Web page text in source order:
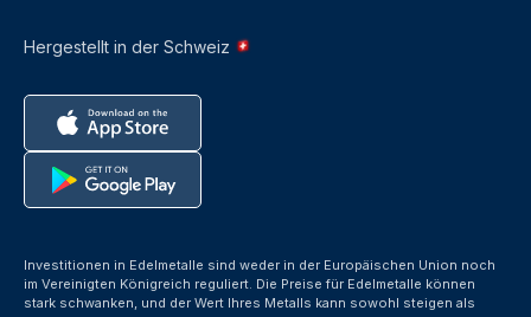
Hergestellt in der Schweiz
Investitionen in Edelmetalle sind weder in der Europäischen Union noch
im Vereinigten Königreich reguliert. Die Preise für Edelmetalle können
stark schwanken, und der Wert Ihres Metalls kann sowohl steigen als